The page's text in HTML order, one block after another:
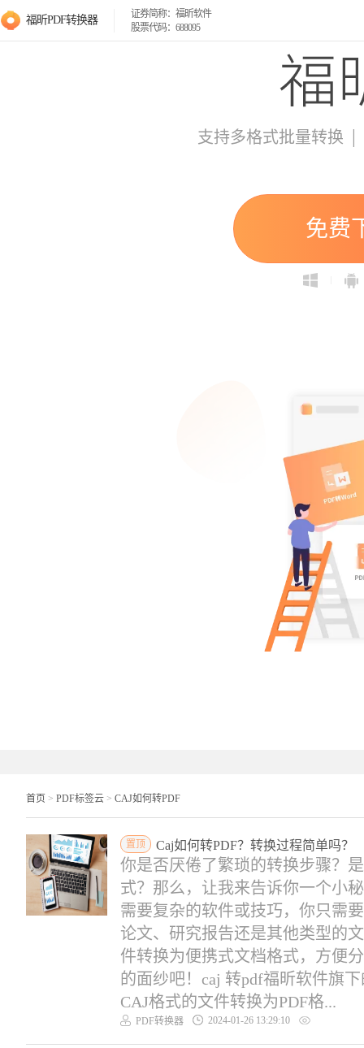
福昕PDF转换器
证券简称：福昕软件
股票代码：688095
支持多格式批量转换 |
免费
首页 > PDF标签云 > CAJ如何转PDF
置顶 Caj如何转PDF？转换过程简单吗？
你是否厌倦了繁琐的转换步骤？
式？那么，让我来告诉你一个小
需要复杂的软件或技巧，你只需
论文、研究报告还是其他类型的
件转换为便携式文档格式，方便
的面纱吧！caj 转pdf福昕软件旗
CAJ格式的文件转换为PDF格...
PDF转换器 2024-01-26 13:29:10